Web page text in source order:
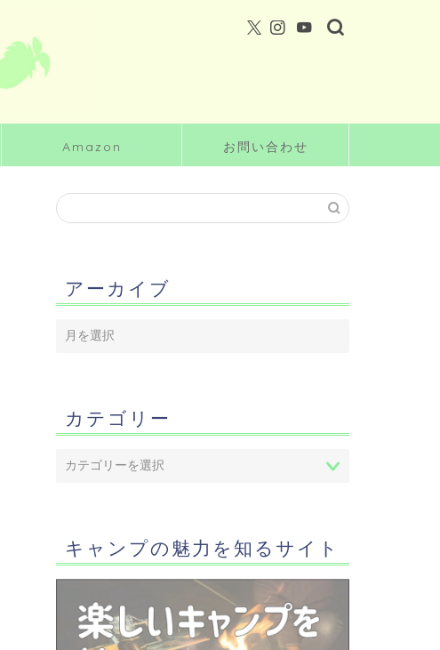
Amazon お問い合わせ
アーカイブ
カテゴリー
キャンプの魅力を知るサイト